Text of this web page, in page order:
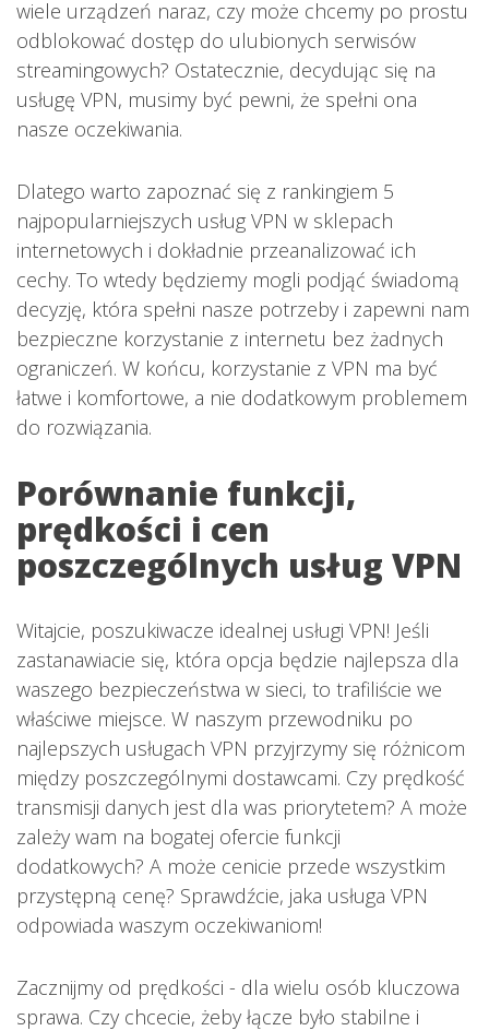
wiele urządzeń naraz, czy może chcemy po prostu
odblokować dostęp do ulubionych serwisów
streamingowych? Ostatecznie, decydując się na
usługę VPN, musimy być pewni, że spełni ona
nasze oczekiwania.
Dlatego warto zapoznać się z rankingiem 5
najpopularniejszych usług VPN w sklepach
internetowych i dokładnie przeanalizować ich
cechy. To wtedy będziemy mogli podjąć świadomą
decyzję, która spełni nasze potrzeby i zapewni nam
bezpieczne korzystanie z internetu bez żadnych
ograniczeń. W końcu, korzystanie z VPN ma być
łatwe i komfortowe, a nie dodatkowym problemem
do rozwiązania.
Porównanie funkcji,
prędkości i cen
poszczególnych usług VPN
Witajcie, poszukiwacze idealnej usługi VPN! Jeśli
zastanawiacie się, która opcja będzie najlepsza dla
waszego bezpieczeństwa w sieci, to trafiliście we
właściwe miejsce. W naszym przewodniku po
najlepszych usługach VPN przyjrzymy się różnicom
między poszczególnymi dostawcami. Czy prędkość
transmisji danych jest dla was priorytetem? A może
zależy wam na bogatej ofercie funkcji
dodatkowych? A może cenicie przede wszystkim
przystępną cenę? Sprawdźcie, jaka usługa VPN
odpowiada waszym oczekiwaniom!
Zacznijmy od prędkości - dla wielu osób kluczowa
sprawa. Czy chcecie, żeby łącze było stabilne i